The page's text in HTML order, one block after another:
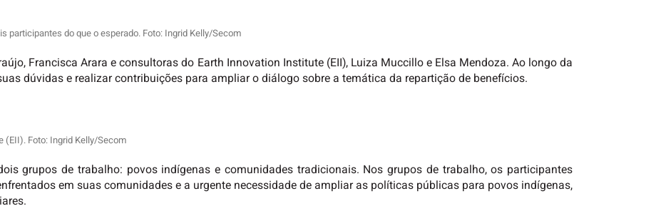
participantes do que o esperado. Foto: Ingrid Kelly/Secom
Francisca Arara e consultoras do Earth Innovation Institute (EII), Luiza Muccillo e Elsa Mendoza. Ao longo da
dúvidas e realizar contribuições para ampliar o diálogo sobre a temática da repartição de benefícios.
(EII). Foto: Ingrid Kelly/Secom
grupos de trabalho: povos indígenas e comunidades tradicionais. Nos grupos de trabalho, os participantes
em suas comunidades e a urgente necessidade de ampliar as políticas públicas para povos indígenas,